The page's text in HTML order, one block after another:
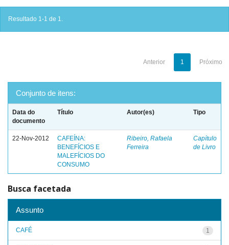
Resultado 1-1 de 1.
Anterior 1 Próximo
Conjunto de itens:
Data do
documento
Título Autor(es) Tipo
22-Nov-2012
CAFEÍNA:
BENEFÍCIOS E
MALEFÍCIOS DO
CONSUMO
Ribeiro, Rafaela
Ferreira
Capítulo
de Livro
Busca facetada
Assunto
1
CAFÉ